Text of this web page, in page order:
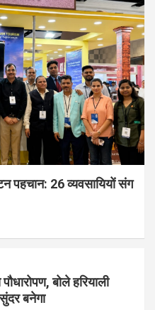
पहचान: 26 व्यवसायियों संग
बोले हरियाली
बनेगा